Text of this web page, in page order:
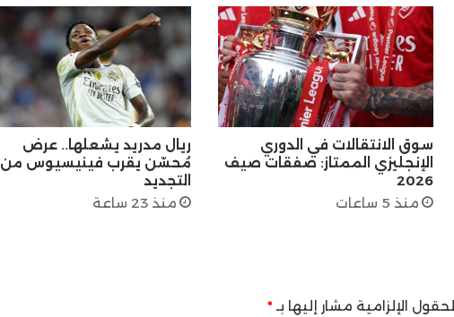
سوق الانتقالات في الدوري
الإنجليزي الممتاز: صفقات صيف
2026
منذ 5 ساعات
ريال مدريد يشعلها.. عرض
مُحسّن يقرب فينيسيوس من
التجديد
منذ 23 ساعة
الحقول الإلزامية مشار إليها بـ *